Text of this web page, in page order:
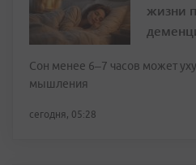
жизни
Сон менее 6–7 часов может
мышления
сегодня, 05:28